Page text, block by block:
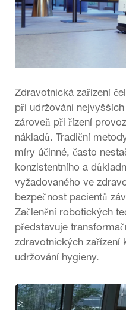
Zdravotnická zařízení
při udržování
zároveň při řízení
nákladů. Tradiční
míry účinné, často
konzistentního a
vyžadovaného ve
bezpečnost pacientů
Začlenění robotických
představuje
zdravotnických zařízení
udržování hygieny.